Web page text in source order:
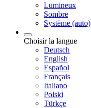
Lumineux
Sombre
Système (auto)
Choisir la langue
Deutsch
English
Español
Français
Italiano
Polski
Türkçe